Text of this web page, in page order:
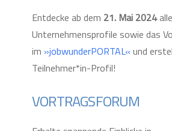
Entdecke ab dem 21. Mai 2024alle
Unternehmensprofile sowie das
im »jobwunderPORTAL« und
Teilnehmer*in-Profil!
VORTRAGSFORUM